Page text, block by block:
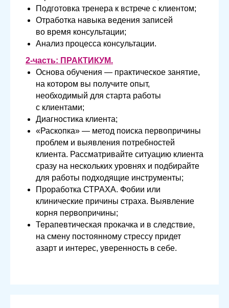
Подготовка тренера к встрече с клиентом;
Отработка навыка ведения записей
во время консультации;
Анализ процесса консультации.
2-часть: ПРАКТИКУМ.
Основа обучения — практическое занятие,
на котором вы получите опыт,
необходимый для старта работы
с клиентами;
Диагностика клиента;
«Раскопка» — метод поиска первопричины
проблем и выявления потребностей
клиента. Рассматривайте ситуацию клиента
сразу на нескольких уровнях и подбирайте
для работы подходящие инструменты;
Проработка СТРАХА. Фобии или
клинические причины страха. Выявление
корня первопричины;
Терапевтическая прокачка и в следствие,
на смену постоянному стрессу придет
азарт и интерес, уверенность в себе.